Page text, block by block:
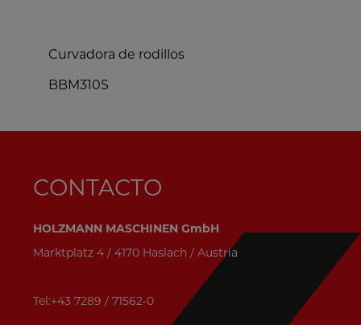
Curvadora de rodillos
BBM310S
CONTACTO
HOLZMANN MASCHINEN GmbH
Marktplatz 4 / 4170 Haslach / Austria
Tel:+43 7289 / 71562-0